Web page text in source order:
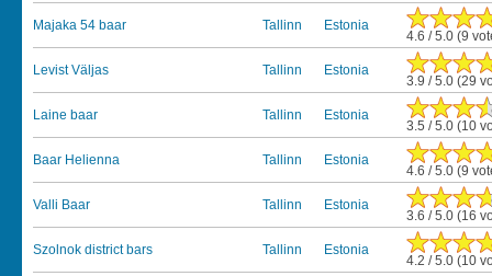
Majaka 54 baar Tallinn Estonia
4.6 / 5.0 (9
Levist Väljas Tallinn Estonia
3.9 / 5.0 (29
Laine baar Tallinn Estonia
3.5 / 5.0 (10
Baar Helienna Tallinn Estonia
4.6 / 5.0 (9
Valli Baar Tallinn Estonia
3.6 / 5.0 (16
Szolnok district bars Tallinn Estonia
4.2 / 5.0 (10